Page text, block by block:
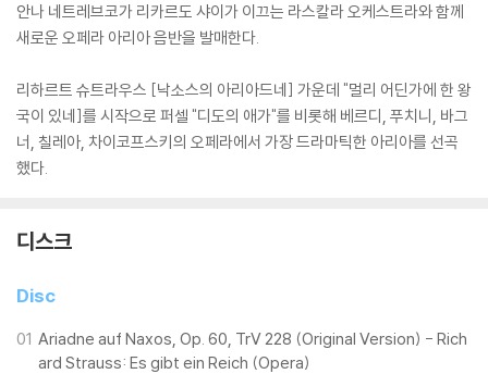
안나 네트레브코가 리카르도 샤이가 이끄는 라스칼라 오케스트라와 함께
새로운 오페라 아리아 음반을 발매한다.
리하르트 슈트라우스 [낙소스의 아리아드네] 가운데 "멀리 어딘가에 한 왕
국이 있네]를 시작으로 퍼셀 "디도의 애가"를 비롯해 베르디, 푸치니, 바그
너, 칠레아, 차이코프스키의 오페라에서 가장 드라마틱한 아리아를 선곡
했다.
디스크
Disc
01 Ariadne auf Naxos, Op. 60, TrV 228 (Original Version) - Rich
ard Strauss: Es gibt ein Reich (Opera)